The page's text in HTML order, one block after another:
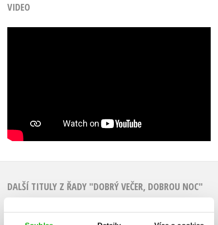
VIDEO
DALŠÍ TITULY Z ŘADY "DOBRÝ VEČER, DOBROU NOC"